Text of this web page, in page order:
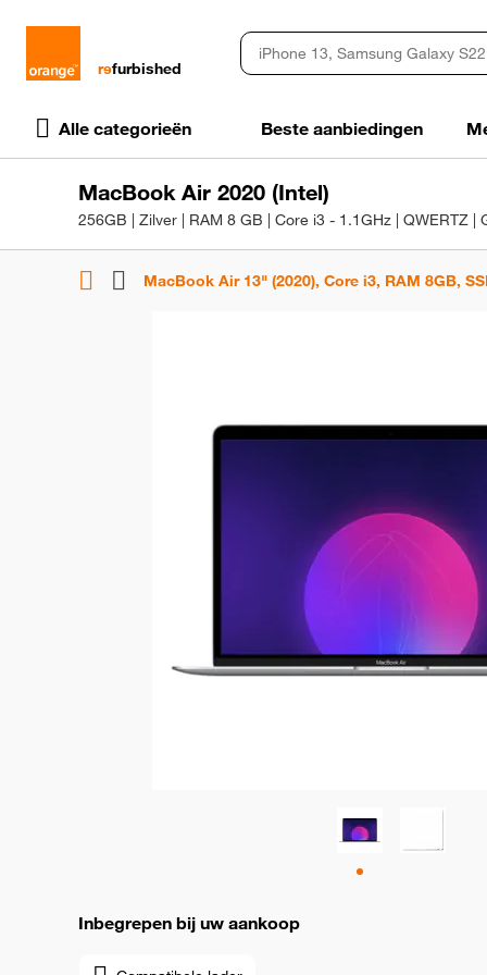
rɘfurbished
Alle categorieën Beste aanbiedingen
MacBook Air 2020 (Intel)
256GB | Zilver | RAM 8 GB | Core i3 - 1.1GHz | QWERTZ |
MacBook Air 13" (2020), Core i3, RAM 8GB,
Inbegrepen bij uw aankoop